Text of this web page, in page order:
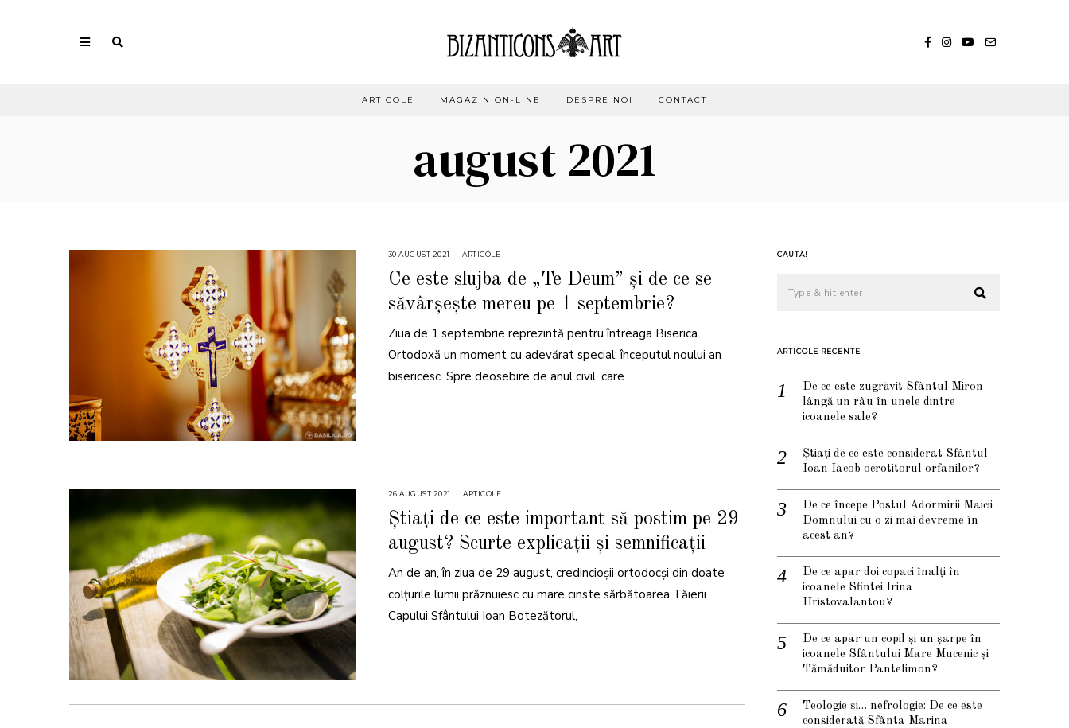
ARTICOLE MAGAZIN ON-LINE DESPRE NOI CONTACT
august 2021
30 AUGUST 2021
E
T
E
B
R
E
0
ARTICOLE
Ce este slujba de „Te Deum” și de ce se
săvârșește mereu pe 1 septembrie?
Ziua de 1 septembrie reprezintă pentru întreaga Biserica
Ortodoxă un moment cu adevărat special: începutul noului an
bisericesc. Spre deosebire de anul civil, care
26 AUGUST 2021
A
U
U
2
0
2
1
ARTICOLE
Știați de ce este important să postim pe 29
august? Scurte explicații și semnificații
An de an, în ziua de 29 august, credincioșii ortodocși din doate
colțurile lumii prăznuiesc cu mare cinste sărbătoarea Tăierii
Capului Sfântului Ioan Botezătorul,
CAUTĂ!
ARTICOLE RECENTE
De ce este zugrăvit Sfântul Miron
lângă un râu în unele dintre
icoanele sale?
Știați de ce este considerat Sfântul
Ioan Iacob ocrotitorul orfanilor?
De ce începe Postul Adormirii Maicii
Domnului cu o zi mai devreme în
acest an?
De ce apar doi copaci înalți în
icoanele Sfintei Irina
Hristovalantou?
De ce apar un copil și un șarpe în
icoanele Sfântului Mare Mucenic și
Tămăduitor Pantelimon?
Teologie și… nefrologie: De ce este
considerată Sfânta Marina